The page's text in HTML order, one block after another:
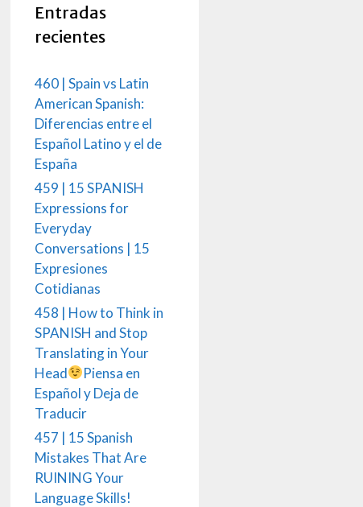
Entradas
recientes
460 | Spain vs Latin
American Spanish:
Diferencias entre el
Español Latino y el de
España
459 | 15 SPANISH
Expressions for
Everyday
Conversations | 15
Expresiones
Cotidianas
458 | How to Think in
SPANISH and Stop
Translating in Your
Head
Piensa en
Español y Deja de
Traducir
457 | 15 Spanish
Mistakes That Are
RUINING Your
Language Skills!